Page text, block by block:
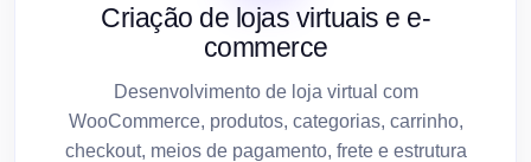
Criação de lojas virtuais e e-
commerce
Desenvolvimento de loja virtual com
WooCommerce, produtos, categorias, carrinho,
checkout, meios de pagamento, frete e estrutura